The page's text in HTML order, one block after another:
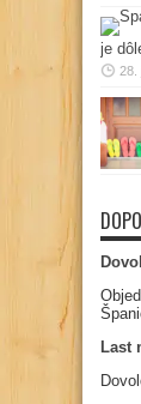
je
28.
Last